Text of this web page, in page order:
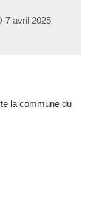
7 avril 2025
la commune du